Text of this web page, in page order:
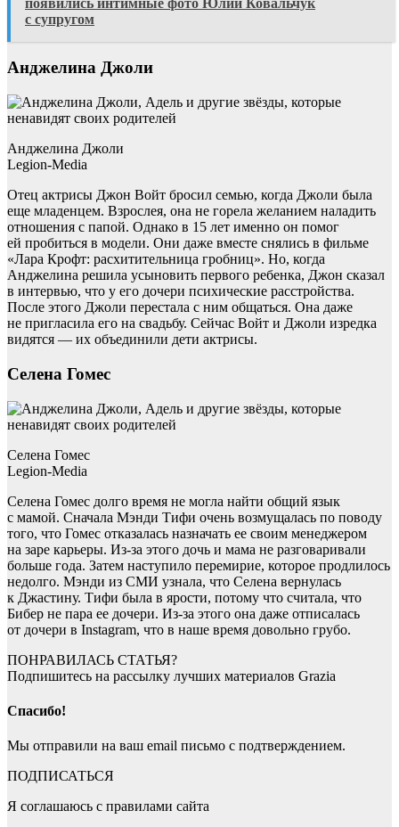
с супругом
Анджелина Джоли
Анджелина Джоли
Legion-Media
Отец актрисы Джон Войт бросил семью, когда Джоли была
еще младенцем. Взрослея, она не горела желанием наладить
отношения с папой. Однако в 15 лет именно он помог
ей пробиться в модели. Они даже вместе снялись в фильме
«Лара Крофт: расхитительница гробниц». Но, когда
Анджелина решила усыновить первого ребенка, Джон сказал
в интервью, что у его дочери психические расстройства.
После этого Джоли перестала с ним общаться. Она даже
не пригласила его на свадьбу. Сейчас Войт и Джоли изредка
видятся — их объединили дети актрисы.
Селена Гомес
Селена Гомес
Legion-Media
Селена Гомес долго время не могла найти общий язык
с мамой. Сначала Мэнди Тифи очень возмущалась по поводу
того, что Гомес отказалась назначать ее своим менеджером
на заре карьеры. Из-за этого дочь и мама не разговаривали
больше года. Затем наступило перемирие, которое продлилось
недолго. Мэнди из СМИ узнала, что Селена вернулась
к Джастину. Тифи была в ярости, потому что считала, что
Бибер не пара ее дочери. Из-за этого она даже отписалась
от дочери в Instagram, что в наше время довольно грубо.
ПОНРАВИЛАСЬ СТАТЬЯ?
Подпишитесь на рассылку лучших материалов Grazia
Спасибо!
Мы отправили на ваш email письмо с подтверждением.
ПОДПИСАТЬСЯ
Я соглашаюсь с правилами сайта